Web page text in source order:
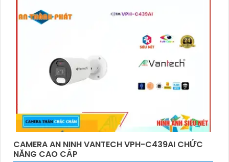
CAMERA AN NINH VANTECH VPH-C439AI CHỨC
NĂNG CAO CẤP